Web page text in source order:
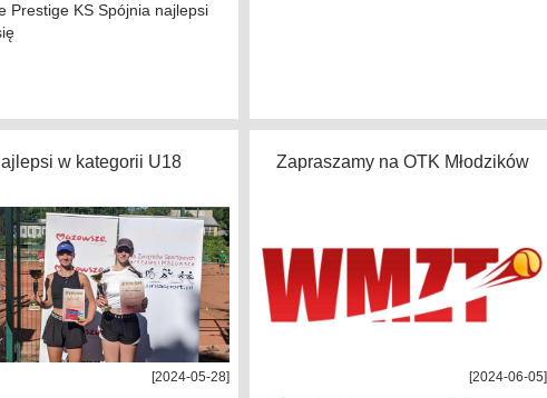
Prestige KS Spójnia najlepsi
w kategorii U18
[2024-05-28]
Zapraszamy na OTK Młodzików
[2024-06-05]